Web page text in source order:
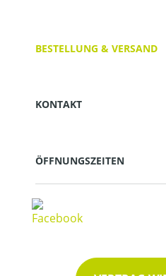
BESTELLUNG & VERSAND
KONTAKT
ÖFFNUNGSZEITEN